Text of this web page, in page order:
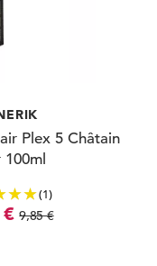
Plex 5 Châtain
(1)
9,85 €